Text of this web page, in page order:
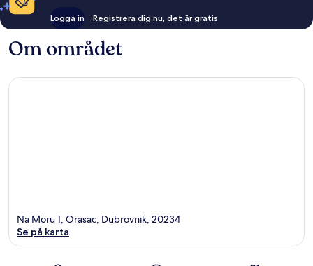
Logga in Registrera dig nu, det är gratis
Om området
Na Moru 1, Orasac, Dubrovnik, 20234
Se på karta